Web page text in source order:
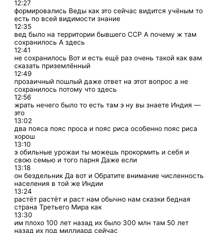
12:27
формировались Веды как это сейчас видится учёным то
есть по всей видимости знание
12:35
вед было на территории бывшего ССР А почему ж там
сохранилось А здесь
12:41
не сохранилось Вот и есть ещё раз очень такой как вам
сказать приземлённый
12:49
прозаичный пошлый даже ответ на этот вопрос а не
сохранилось потому что здесь
12:56
жрать нечего было то есть там э ну вы знаете Индия —
это
13:02
два пояса пояс проса и пояс риса особенно пояс риса
хорош
13:10
э обильные урожаи ты можешь прокормить и себя и
свою семью и того парня Даже если
13:18
он бездельник Да вот и Обратите внимание численность
населения в той же Индии
13:24
растёт растёт и раст нам обычно нам сказки бедная
страна Третьего Мира как
13:30
им плохо 100 лет назад их было 300 млн там 50 лет
назад их под миллиард сейчас